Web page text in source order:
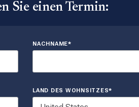
Sie einen Termin:
NACHNAME*
LAND DES WOHNSITZES*